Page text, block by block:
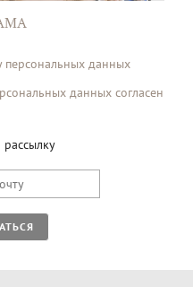
персональных данных
данных согласен